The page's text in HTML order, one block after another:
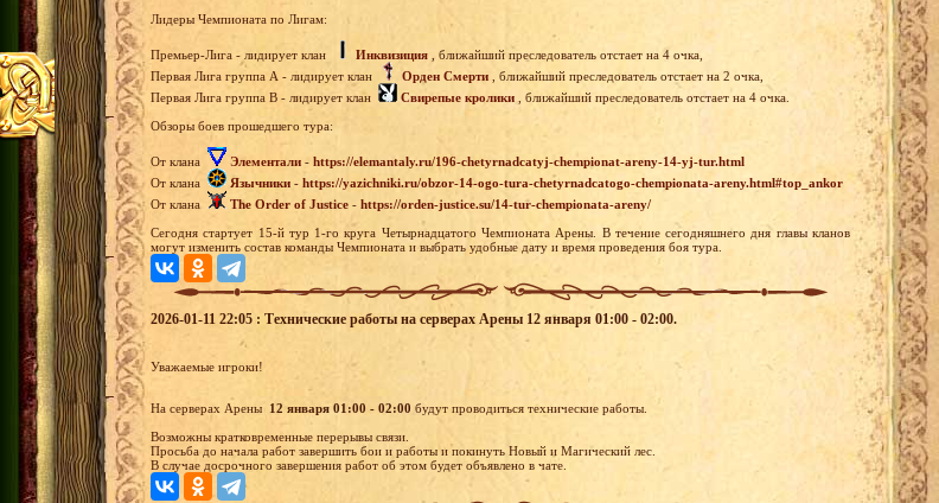
Лидеры Чемпионата по Лигам:
Премьер-Лига - лидирует клан Инквизиция , ближайший преследователь отстает на 4 очка,
Первая Лига группа А - лидирует клан
Орден Смерти , ближайший преследователь отстает на 2 очка,
Первая Лига группа В - лидирует клан
Свирепые кролики , ближайший преследователь отстает на 4 очка.
Обзоры боев прошедшего тура:
От клана Элементали - https://elemantaly.ru/196-chetyrnadcatyj-chempionat-areny-14-yj-tur.html
От клана
Язычники - https://yazichniki.ru/obzor-14-ogo-tura-chetyrnadcatogo-chempionata-areny.html#top_ankor
От клана
The Order of Justice - https://orden-justice.su/14-tur-chempionata-areny/
Сегодня стартует 15-й тур 1-го круга Четырнадцатого Чемпионата Арены. В течение сегодняшнего дня главы кланов
могут изменить состав команды Чемпионата и выбрать удобные дату и время проведения боя тура.
2026-01-11 22:05 : Технические работы на серверах Арены 12 января 01:00 - 02:00.
Уважаемые игроки!
На серверах Арены 12 января 01:00 - 02:00 будут проводиться технические работы.
Возможны кратковременные перерывы связи.
Просьба до начала работ завершить бои и работы и покинуть Новый и Магический лес.
В случае досрочного завершения работ об этом будет объявлено в чате.